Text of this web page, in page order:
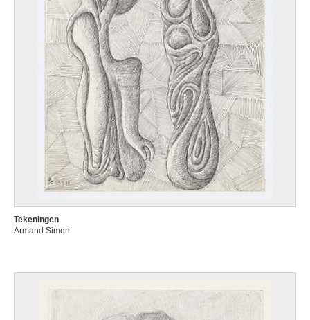
Tekeningen
Armand Simon